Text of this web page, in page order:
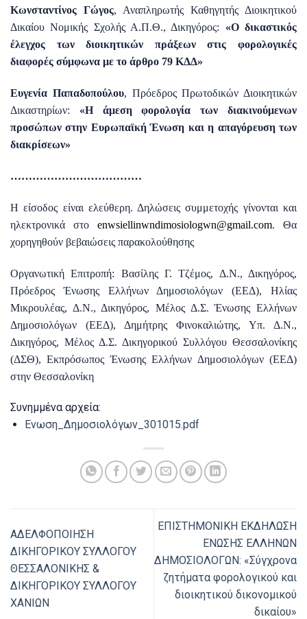
Κωνσταντίνος Γώγος, Αναπληρωτής Καθηγητής Διοικητικού
Δικαίου Νομικής Σχολής Α.Π.Θ., Δικηγόρος: «Ο δικαστικός
έλεγχος των διοικητικών πράξεων στις φορολογικές
διαφορές σύμφωνα με το άρθρο 79 ΚΔΔ»
Ευγενία Παπαδοπούλου, Πρόεδρος Πρωτοδικών Διοικητικών
Δικαστηρίων: «Η άμεση φορολογία των διακινούμενων
προσώπων στην Ευρωπαϊκή Ένωση και η απαγόρευση των
διακρίσεων»
………………………………
H είσοδος είναι ελεύθερη. Δηλώσεις συμμετοχής γίνονται και
ηλεκτρονικά στο enwsiellinwndimosiologwn@gmail.com. Θα
χορηγηθούν βεβαιώσεις παρακολούθησης
Oργανωτική Επιτροπή: Βασίλης Γ. Τζέμος, Δ.Ν., Δικηγόρος,
Πρόεδρος Ένωσης Ελλήνων Δημοσιολόγων (ΕΕΔ), Ηλίας
Μικρουλέας, Δ.Ν., Δικηγόρος, Μέλος Δ.Σ. Ένωσης Ελλήνων
Δημοσιολόγων (ΕΕΔ), Δημήτρης Φινοκαλιώτης, Υπ. Δ.Ν.,
Δικηγόρος, Μέλος Δ.Σ. Δικηγορικού Συλλόγου Θεσσαλονίκης
(ΔΣΘ), Εκπρόσωπος Ένωσης Ελλήνων Δημοσιολόγων (ΕΕΔ)
στην Θεσσαλονίκη
Συνημμένα αρχεία:
Ενωση_Δημοσιολόγων_301015.pdf
ΑΔΕΛΦΟΠΟΙΗΣΗ
ΔΙΚΗΓΟΡΙΚΟΥ ΣΥΛΛΟΓΟΥ
ΘΕΣΣΑΛΟΝΙΚΗΣ &
ΔΙΚΗΓΟΡΙΚΟΥ ΣΥΛΛΟΓΟΥ
ΧΑΝΙΩΝ
ΕΠΙΣΤΗΜΟΝΙΚΗ ΕΚ∆ΗΛΩΣΗ
ΕΝΩΣΗΣ ΕΛΛΗΝΩΝ
∆ΗΜΟΣΙΟΛΟΓΩΝ: «Σύγχρονα
ζητήματα φορολογικού και
διοικητικού δικονομικού
δικαίου»